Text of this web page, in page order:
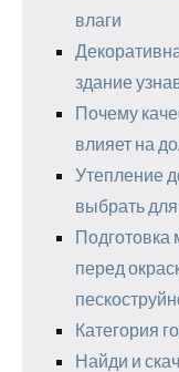
влаги
здание
Почему
влияет на
Утепление
выбрать
Подготовка
перед
Категория
Найди и